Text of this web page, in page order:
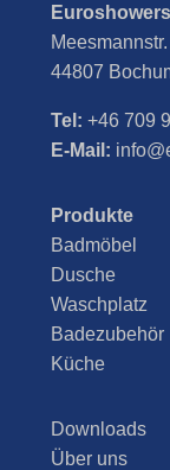
44807
Tel: +46 709
E-Mail:
Produkte
Badmöbel
Dusche
Waschplatz
Badezubehör
Küche
Downloads
Über uns